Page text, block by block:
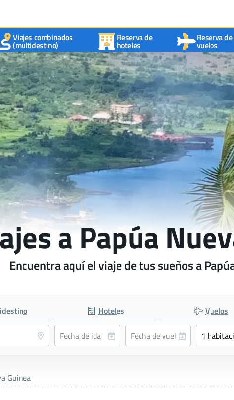
Viajes combinados
(multidestino)
Reserva de
hoteles
Reserva de
vuelos
a Papúa
Encuentra aquí el viaje de tus sueños a
Hoteles Vuelos
Guinea